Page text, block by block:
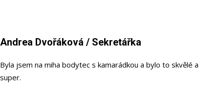
Andrea Dvořáková / Sekretářka
Byla jsem na miha bodytec s kamarádkou a bylo to skvělé a
super.